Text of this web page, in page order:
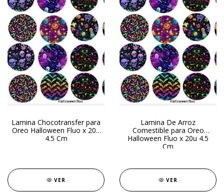
Lamina Chocotransfer para
Oreo Halloween Fluo x 20u
4.5 Cm
VER
Lamina De Arroz
Comestible para Oreo
Halloween Fluo x 20u 4.5
Cm
VER